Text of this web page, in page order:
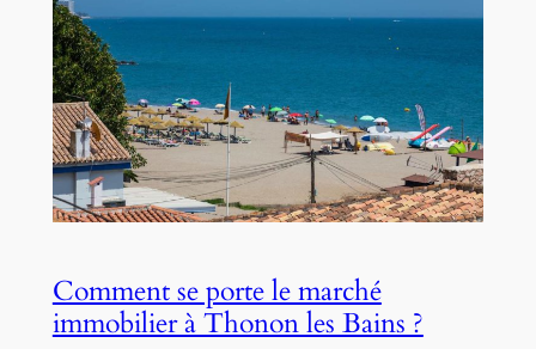
Comment se porte le marché
immobilier à Thonon les Bains ?